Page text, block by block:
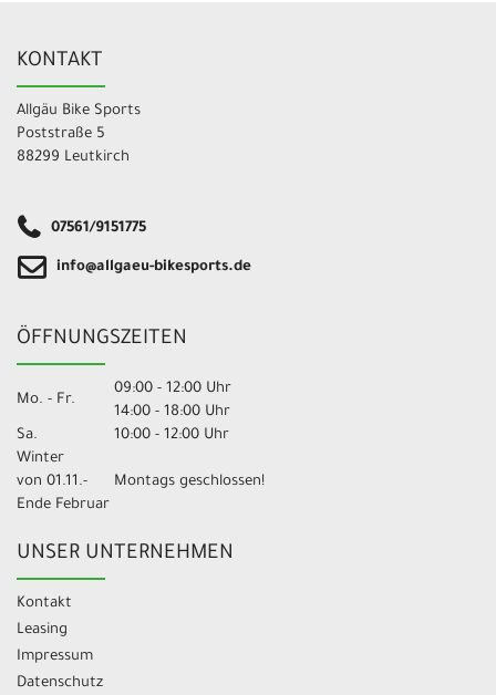
KONTAKT
Allgäu Bike Sports
Poststraße 5
88299 Leutkirch
07561/9151775
info@allgaeu-bikesports.de
ÖFFNUNGSZEITEN
Mo. - Fr.
09:00 - 12:00 Uhr
14:00 - 18:00 Uhr
Sa.
10:00 - 12:00 Uhr
Winter
von 01.11.-
Ende Februar
Montags geschlossen!
UNSER UNTERNEHMEN
Kontakt
Leasing
Impressum
Datenschutz